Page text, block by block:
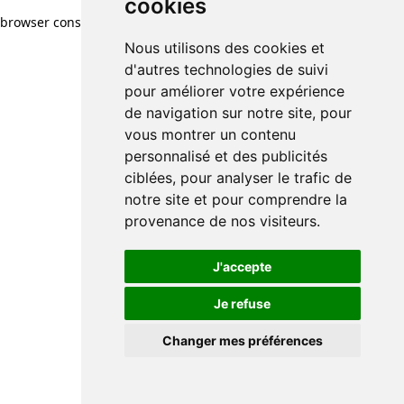
cookies
Nous utilisons des cookies et
d'autres technologies de suivi
pour améliorer votre expérience
de navigation sur notre site, pour
vous montrer un contenu
personnalisé et des publicités
ciblées, pour analyser le trafic de
notre site et pour comprendre la
provenance de nos visiteurs.
J'accepte
Je refuse
Changer mes préférences
browser console for more information)